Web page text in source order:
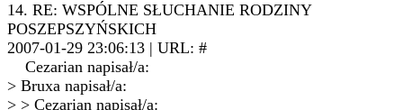
14. RE: WSPÓLNE SŁUCHANIE RODZINY
POSZEPSZYŃSKICH
2007-01-29 23:06:13 | URL: #
Cezarian napisał/a:
> Bruxa napisał/a:
> > Cezarian napisał/a: